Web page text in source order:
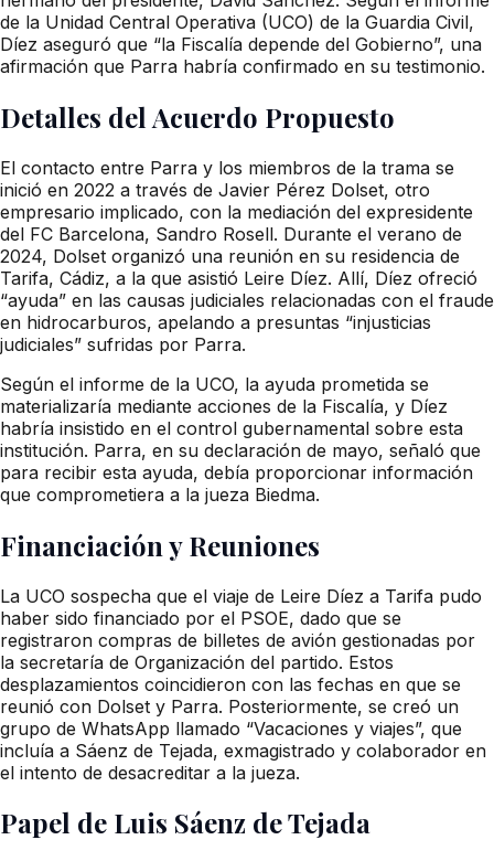
de la Unidad Central Operativa (UCO) de la Guardia Civil,
Díez aseguró que “la Fiscalía depende del Gobierno”, una
afirmación que Parra habría confirmado en su testimonio.
Detalles del Acuerdo Propuesto
El contacto entre Parra y los miembros de la trama se
inició en 2022 a través de Javier Pérez Dolset, otro
empresario implicado, con la mediación del expresidente
del FC Barcelona, Sandro Rosell. Durante el verano de
2024, Dolset organizó una reunión en su residencia de
Tarifa, Cádiz, a la que asistió Leire Díez. Allí, Díez ofreció
“ayuda” en las causas judiciales relacionadas con el fraude
en hidrocarburos, apelando a presuntas “injusticias
judiciales” sufridas por Parra.
Según el informe de la UCO, la ayuda prometida se
materializaría mediante acciones de la Fiscalía, y Díez
habría insistido en el control gubernamental sobre esta
institución. Parra, en su declaración de mayo, señaló que
para recibir esta ayuda, debía proporcionar información
que comprometiera a la jueza Biedma.
Financiación y Reuniones
La UCO sospecha que el viaje de Leire Díez a Tarifa pudo
haber sido financiado por el PSOE, dado que se
registraron compras de billetes de avión gestionadas por
la secretaría de Organización del partido. Estos
desplazamientos coincidieron con las fechas en que se
reunió con Dolset y Parra. Posteriormente, se creó un
grupo de WhatsApp llamado “Vacaciones y viajes”, que
incluía a Sáenz de Tejada, exmagistrado y colaborador en
el intento de desacreditar a la jueza.
Papel de Luis Sáenz de Tejada